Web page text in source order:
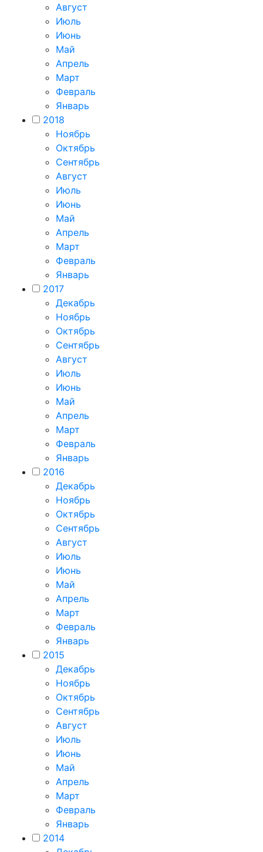
Август
Июль
Июнь
Май
Апрель
Март
Февраль
Январь
2018
Ноябрь
Октябрь
Сентябрь
Август
Июль
Июнь
Май
Апрель
Март
Февраль
Январь
2017
Декабрь
Ноябрь
Октябрь
Сентябрь
Август
Июль
Июнь
Май
Апрель
Март
Февраль
Январь
2016
Декабрь
Ноябрь
Октябрь
Сентябрь
Август
Июль
Июнь
Май
Апрель
Март
Февраль
Январь
2015
Декабрь
Ноябрь
Октябрь
Сентябрь
Август
Июль
Июнь
Май
Апрель
Март
Февраль
Январь
2014